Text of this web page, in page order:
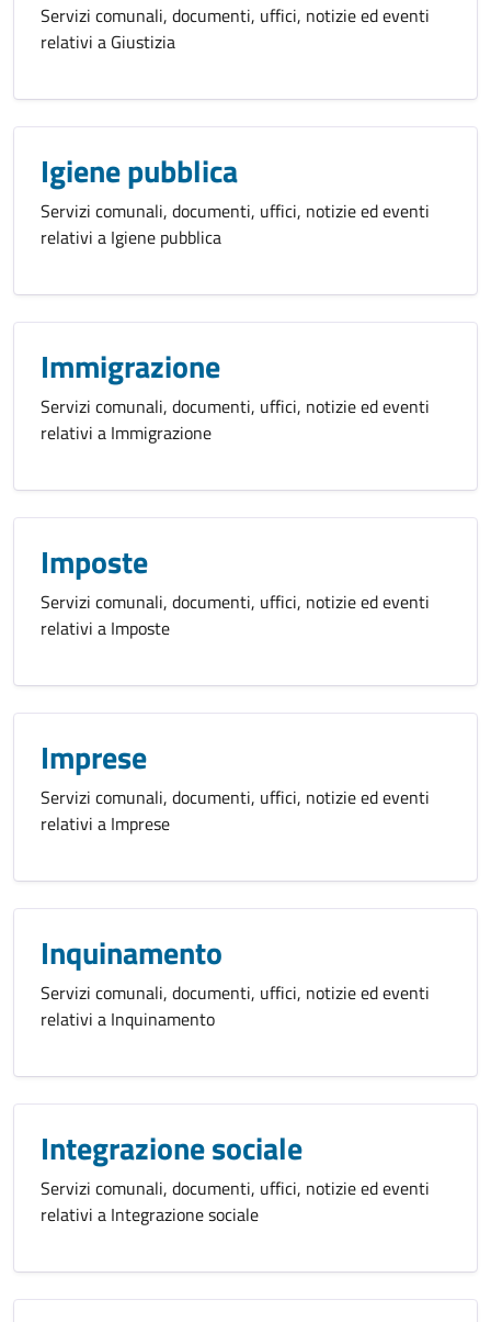
Servizi comunali, documenti, uffici, notizie ed eventi
relativi a Giustizia
Igiene pubblica
Servizi comunali, documenti, uffici, notizie ed eventi
relativi a Igiene pubblica
Immigrazione
Servizi comunali, documenti, uffici, notizie ed eventi
relativi a Immigrazione
Imposte
Servizi comunali, documenti, uffici, notizie ed eventi
relativi a Imposte
Imprese
Servizi comunali, documenti, uffici, notizie ed eventi
relativi a Imprese
Inquinamento
Servizi comunali, documenti, uffici, notizie ed eventi
relativi a Inquinamento
Integrazione sociale
Servizi comunali, documenti, uffici, notizie ed eventi
relativi a Integrazione sociale